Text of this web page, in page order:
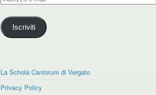
mail
Iscriviti
La Schola Cantorum di Vergato
Privacy Policy